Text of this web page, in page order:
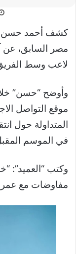
كشف أحمد حسن،
مصر السابق، عن
لاعب وسط
وأوضح “حسن”
موقع التواصل
المتداولة حول
في الموسم
وكتب “العميد”:
مفاوضات مع